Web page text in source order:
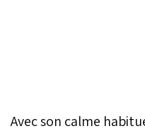
Avec son calme